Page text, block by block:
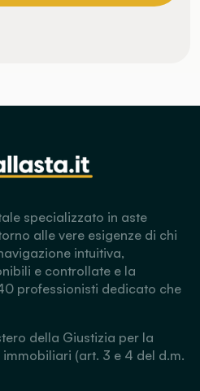
specializzato in aste
alle vere esigenze di chi
intuitiva,
e controllate e la
professionisti dedicato che
della Giustizia per la
(art. 3 e 4 del d.m.